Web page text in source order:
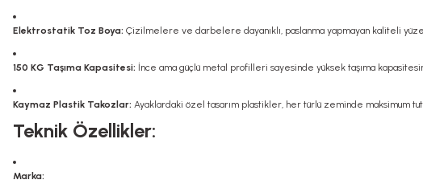
Elektrostatik Toz Boya: Çizilmelere ve darbelere dayanıklı, paslanma yapmayan kaliteli
150 KG Taşıma Kapasitesi: İnce ama güçlü metal profilleri sayesinde yüksek taşıma
Kaymaz Plastik Takozlar: Ayaklardaki özel tasarım plastikler, her türlü zeminde maksimum
Teknik Özellikler:
Marka: